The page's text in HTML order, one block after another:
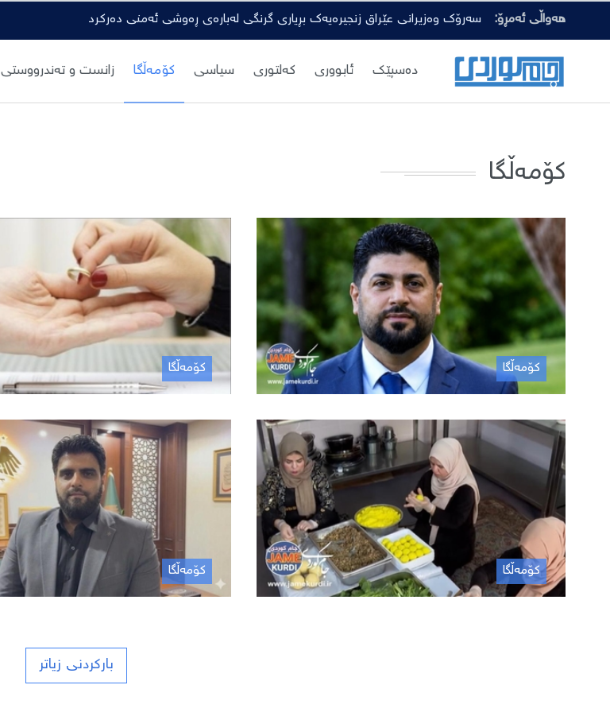
هەواڵی ئەمڕۆ: سەرۆک وەزیرانی عێراق زنجیرەیەک بڕیاری گرنگی لەبارەی ڕەوشی ئەمنی دەرکرد
دەسپێك ئابووری کەلتوری سیاسی کۆمەڵگا زانست و تەندرووستی
کۆمەڵگا
کۆمەڵگا کۆمەڵگا
کۆمەڵگا کۆمەڵگا
بارکردنی زیاتر